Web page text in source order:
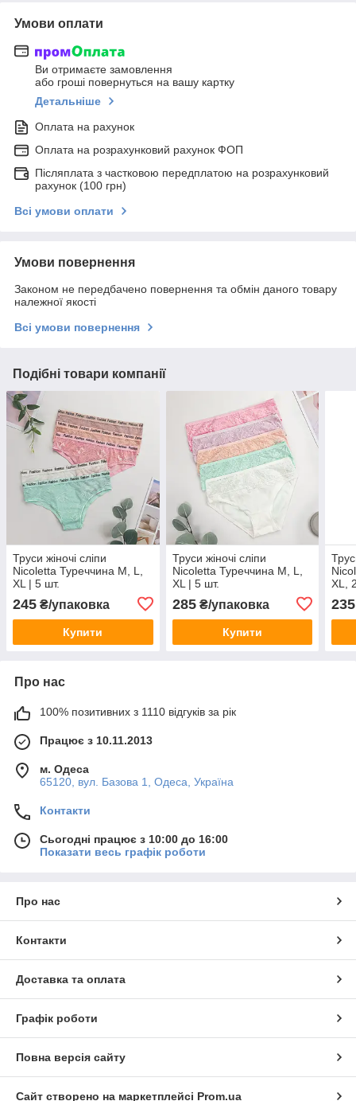
Умови оплати
Ви отримаєте замовлення
або гроші повернуться на вашу картку
Детальніше
Оплата на рахунок
Оплата на розрахунковий рахунок ФОП
Післяплата з частковою передплатою на розрахунковий
рахунок (100 грн)
Всі умови оплати
Умови повернення
Законом не передбачено повернення та обмін даного товару
належної якості
Всі умови повернення
Подібні товари компанії
Труси жіночі сліпи
Nicoletta Туреччина M, L,
XL | 5 шт.
245 ₴/упаковка
Купити
Труси жіночі сліпи
Nicoletta Туреччина M, L,
XL | 5 шт.
285₴/упаковка
Купити
XL,
235
Про нас
100% позитивних з 1110 відгуків за рік
Працює з 10.11.2013
м. Одеса
65120, вул. Базова 1, Одеса, Україна
Контакти
Сьогодні працює з 10:00 до 16:00
Показати весь графік роботи
Про нас
Контакти
Доставка та оплата
Графік роботи
Повна версія сайту
Сайт створено на маркетплейсі Prom.ua